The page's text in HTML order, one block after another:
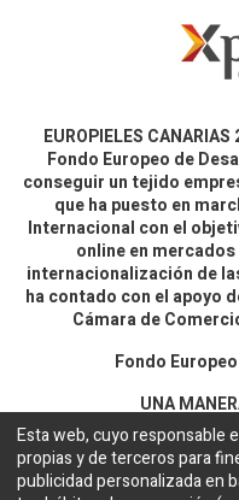
EUROPIELES
Fondo Europeo de
conseguir un tejido
que ha puesto en
Internacional con el
online en
internacionalización de
ha contado con el apoyo
Cámara de
Fondo
UNA
Aviso legal
Esta web, cuyo responsable
propias y de terceros para
publicidad personalizada en